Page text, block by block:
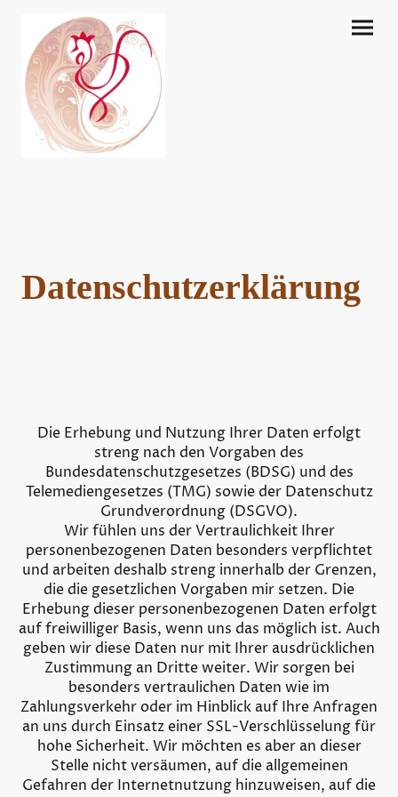
Datenschutzerklärung
Die Erhebung und Nutzung Ihrer Daten erfolgt
streng nach den Vorgaben des
Bundesdatenschutzgesetzes (BDSG) und des
Telemediengesetzes (TMG) sowie der Datenschutz
Grundverordnung (DSGVO).
Wir fühlen uns der Vertraulichkeit Ihrer
personenbezogenen Daten besonders verpflichtet
und arbeiten deshalb streng innerhalb der Grenzen,
die die gesetzlichen Vorgaben mir setzen. Die
Erhebung dieser personenbezogenen Daten erfolgt
auf freiwilliger Basis, wenn uns das möglich ist. Auch
geben wir diese Daten nur mit Ihrer ausdrücklichen
Zustimmung an Dritte weiter. Wir sorgen bei
besonders vertraulichen Daten wie im
Zahlungsverkehr oder im Hinblick auf Ihre Anfragen
an uns durch Einsatz einer SSL-Verschlüsselung für
hohe Sicherheit. Wir möchten es aber an dieser
Stelle nicht versäumen, auf die allgemeinen
Gefahren der Internetnutzung hinzuweisen, auf die